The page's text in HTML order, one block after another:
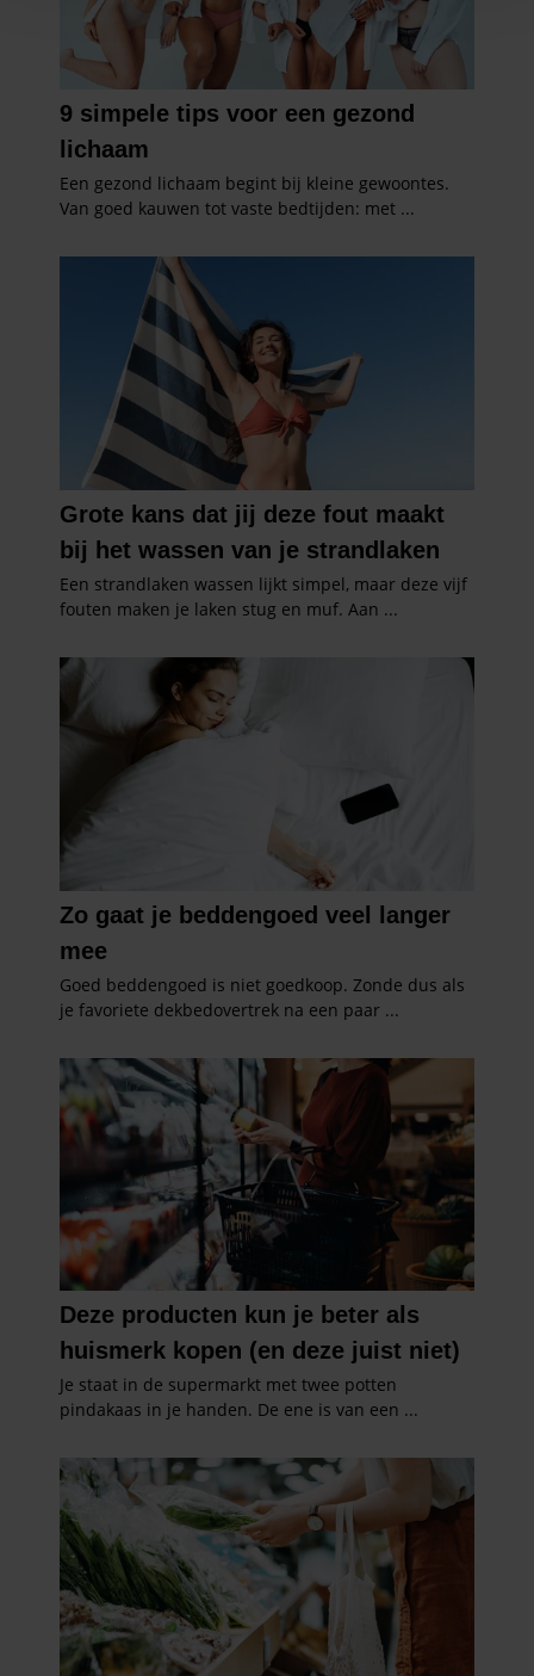
en om ons websiteverkeer te analyseren. Ook delen we
informatie over uw gebruik van onze site met onze
partners voor social media, adverteren en analyse. Deze
partners kunnen deze gegevens combineren met andere
informatie die u aan ze heeft verstrekt of die ze hebben
verzameld op basis van uw gebruik van hun services. U
gaat akkoord met onze cookies als u onze website blijft